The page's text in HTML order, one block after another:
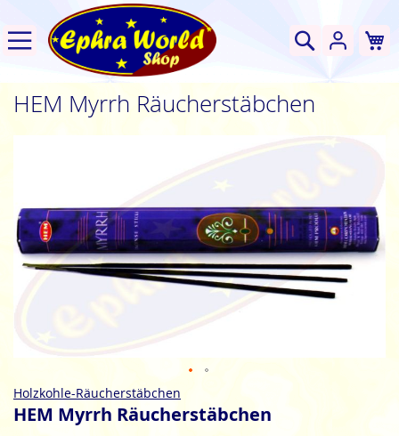
Suche
HEM Myrrh Räucherstäbchen
springen
Zum
Anfang
Holzkohle-Räucherstäbchen
HEM Myrrh Räucherstäbchen